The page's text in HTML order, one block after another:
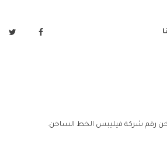
رقم شركة فيليبس الخط الساخن.